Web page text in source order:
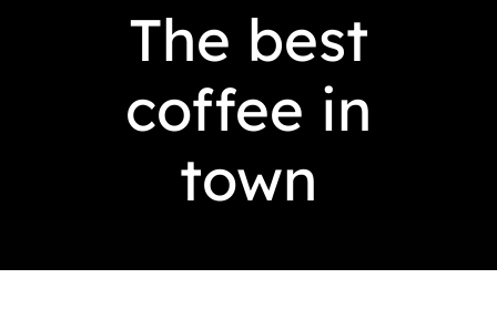
The best
coffee in
town